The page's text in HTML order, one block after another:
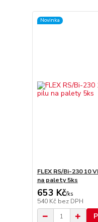
Novinka
FLEX RS/Bi-230 10
na palety 5ks
653 Kč/ks
540 Kč bez DPH